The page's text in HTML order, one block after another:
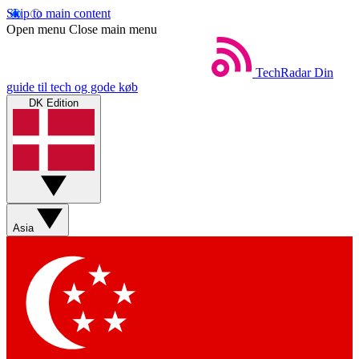
Skip to main content
Open menu Close main menu
TechRadar Din
guide til tech og gode køb
DK Edition
Asia